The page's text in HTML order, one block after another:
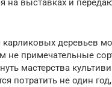
на выставках и
деревьев
не примечательные
мастерства
потратить не один